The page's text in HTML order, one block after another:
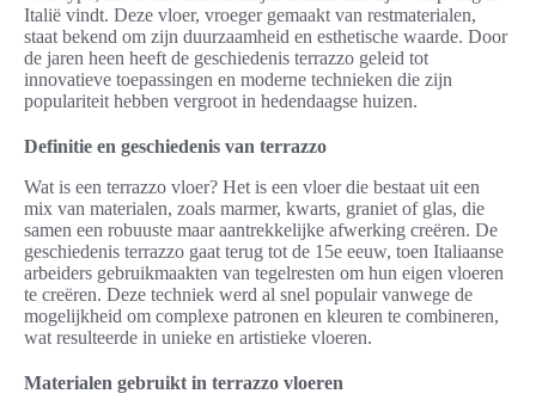
Italië vindt. Deze vloer, vroeger gemaakt van restmaterialen,
staat bekend om zijn duurzaamheid en esthetische waarde. Door
de jaren heen heeft de geschiedenis terrazzo geleid tot
innovatieve toepassingen en moderne technieken die zijn
populariteit hebben vergroot in hedendaagse huizen.
Definitie en geschiedenis van terrazzo
Wat is een terrazzo vloer? Het is een vloer die bestaat uit een
mix van materialen, zoals marmer, kwarts, graniet of glas, die
samen een robuuste maar aantrekkelijke afwerking creëren. De
geschiedenis terrazzo gaat terug tot de 15e eeuw, toen Italiaanse
arbeiders gebruikmaakten van tegelresten om hun eigen vloeren
te creëren. Deze techniek werd al snel populair vanwege de
mogelijkheid om complexe patronen en kleuren te combineren,
wat resulteerde in unieke en artistieke vloeren.
Materialen gebruikt in terrazzo vloeren